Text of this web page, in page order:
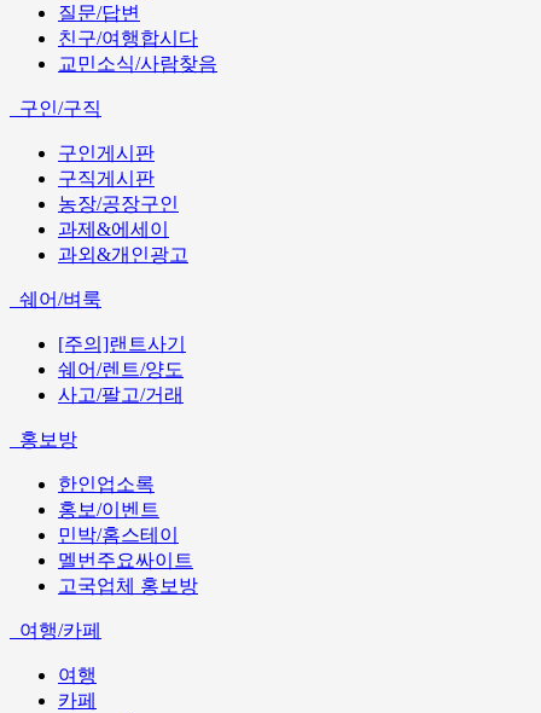
질문/답변
친구/여행합시다
교민소식/사람찾음
구인/구직
구인게시판
구직게시판
농장/공장구인
과제&에세이
과외&개인광고
쉐어/벼룩
[주의]랜트사기
쉐어/렌트/양도
사고/팔고/거래
홍보방
한인업소록
홍보/이벤트
민박/홈스테이
멜번주요싸이트
고국업체 홍보방
여행/카페
여행
카페